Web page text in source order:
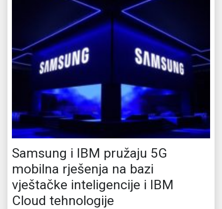
Samsung i IBM pružaju 5G
mobilna rješenja na bazi
vještačke inteligencije i IBM
Cloud tehnologije